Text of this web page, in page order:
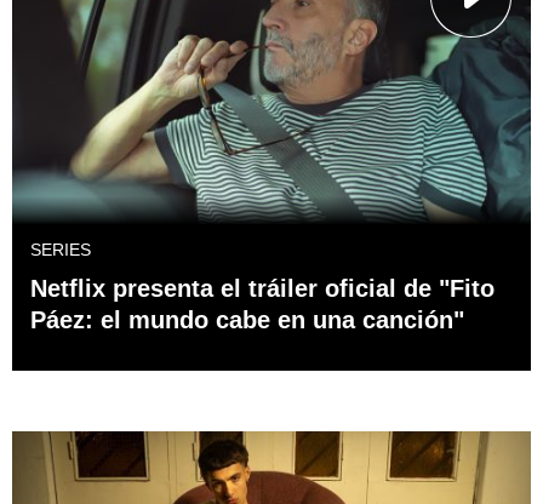
SERIES
Netflix presenta el tráiler oficial de "Fito
Páez: el mundo cabe en una canción"